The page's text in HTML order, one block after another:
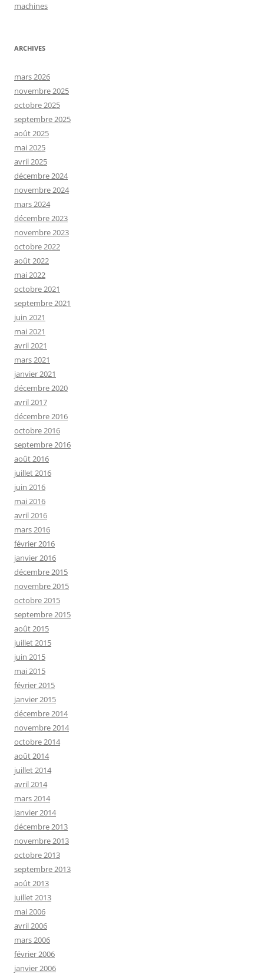
machines
ARCHIVES
mars 2026
novembre 2025
octobre 2025
septembre 2025
août 2025
mai 2025
avril 2025
décembre 2024
novembre 2024
mars 2024
décembre 2023
novembre 2023
octobre 2022
août 2022
mai 2022
octobre 2021
septembre 2021
juin 2021
mai 2021
avril 2021
mars 2021
janvier 2021
décembre 2020
avril 2017
décembre 2016
octobre 2016
septembre 2016
août 2016
juillet 2016
juin 2016
mai 2016
avril 2016
mars 2016
février 2016
janvier 2016
décembre 2015
novembre 2015
octobre 2015
septembre 2015
août 2015
juillet 2015
juin 2015
mai 2015
février 2015
janvier 2015
décembre 2014
novembre 2014
octobre 2014
août 2014
juillet 2014
avril 2014
mars 2014
janvier 2014
décembre 2013
novembre 2013
octobre 2013
septembre 2013
août 2013
juillet 2013
mai 2006
avril 2006
mars 2006
février 2006
janvier 2006